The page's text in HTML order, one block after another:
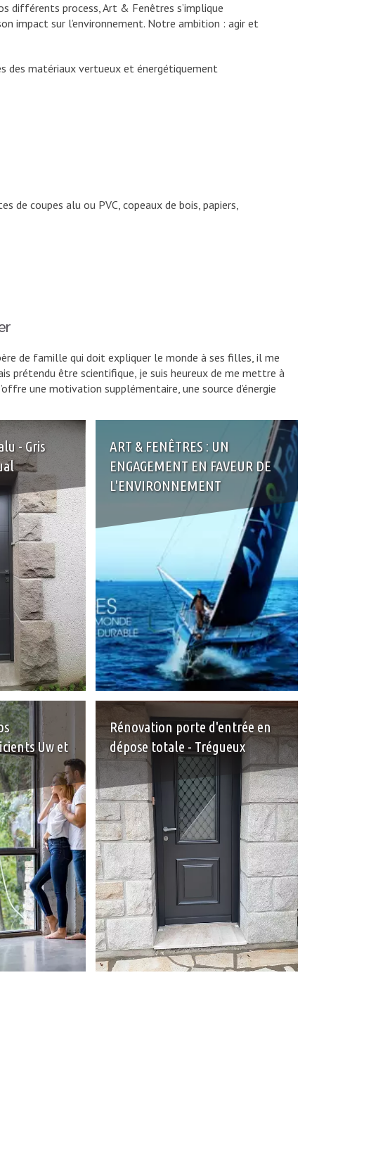
différents process, Art & Fenêtres s’implique
impact sur l’environnement. Notre ambition : agir et
des matériaux vertueux et énergétiquement
de coupes alu ou PVC, copeaux de bois, papiers,
de famille qui doit expliquer le monde à ses filles, il me
prétendu être scientifique, je suis heureux de me mettre à
une motivation supplémentaire, une source d’énergie
- Gris
+
ART & FENÊTRES : UN
ENGAGEMENT EN FAVEUR DE
L'ENVIRONNEMENT
+
Uw et
+
Rénovation porte d'entrée en
dépose totale - Trégueux
+